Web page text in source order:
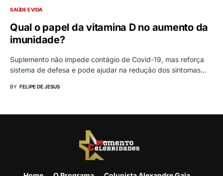
SAÚDE E VIDA
Qual o papel da vitamina D no aumento da
imunidade?
Suplemento não impede contágio de Covid-19, mas reforça
sistema de defesa e pode ajudar na redução dos sintomas…
BY FELIPE DE JESUS